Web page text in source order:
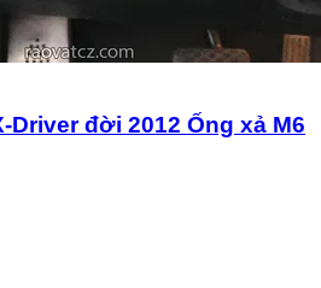
Driver đời 2012 Ống xả M6